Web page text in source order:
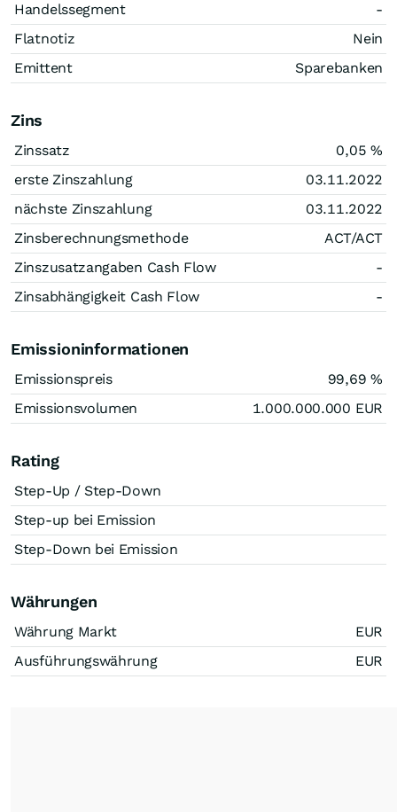
Handelssegment
-
Flatnotiz
Nein
Emittent
Sparebanken
Zins
Zinssatz 0,05 %
erste Zinszahlung
03.11.2022
nächste Zinszahlung
03.11.2022
Zinsberechnungsmethode
ACT/ACT
Zinszusatzangaben Cash Flow
-
Zinsabhängigkeit Cash Flow
-
Emissioninformationen
Emissionspreis 99,69 %
Emissionsvolumen
1.000.000.000 EUR
Rating
Step-Up / Step-Down
Step-up bei Emission
Step-Down bei Emission
Währungen
Währung Markt
EUR
Ausführungswährung
EUR